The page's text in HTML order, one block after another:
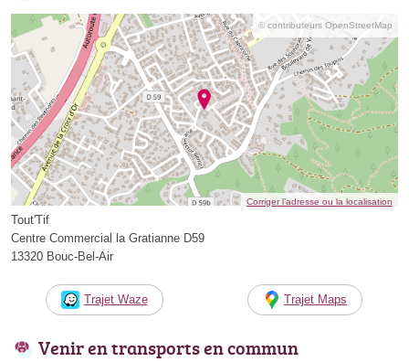
© contributeurs OpenStreetMap
Corriger l’adresse ou la localisation
Tout'Tif
Centre Commercial la Gratianne D59
13320 Bouc-Bel-Air
Trajet Waze Trajet Maps
Venir en transports en commun